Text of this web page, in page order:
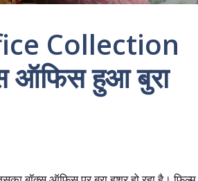
Collection
ऑफिस हुआ बुरा